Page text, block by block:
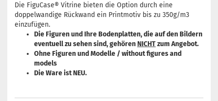
Die FiguCase® Vitrine bieten die Option durch eine
doppelwandige Rückwand ein Printmotiv bis zu 350g/m3
einzufügen.
Die Figuren und Ihre Bodenplatten, die auf den Bildern
eventuell zu sehen sind, gehören NICHTzum Angebot.
Ohne Figuren und Modelle / without figures and
models
Die Ware ist NEU.